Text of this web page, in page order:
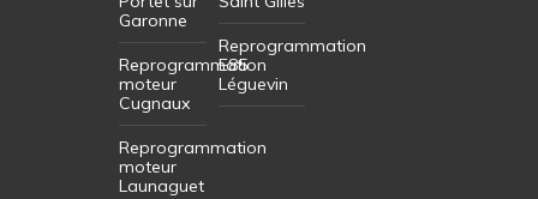
Garonne
Reprogrammation
moteur
Cugnaux
Reprogrammation
moteur
Launaguet
Reprogrammation
E85
Léguevin